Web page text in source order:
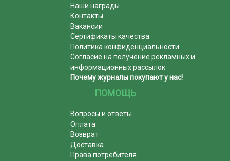
Наши награды
Контакты
Вакансии
Сертификаты качества
Политика конфиденциальности
Согласие на получение рекламных и
информационных рассылок
Почему журналы покупают у нас!
ПОМОЩЬ
Вопросы и ответы
Оплата
Возврат
Доставка
Права потребителя